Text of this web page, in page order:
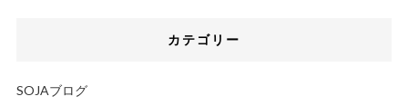
カテゴリー
SOJAブログ